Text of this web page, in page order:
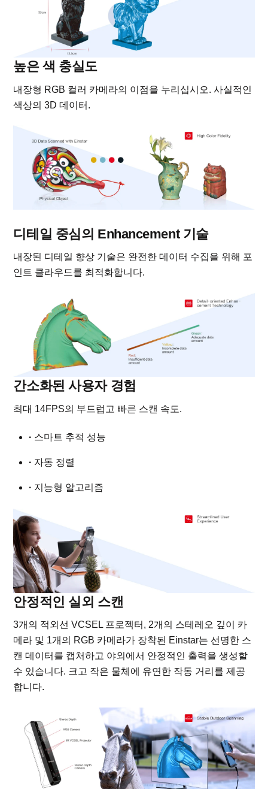
높은 색 충실도
내장형 RGB 컬러 카메라의 이점을 누리십시오. 사실적인
색상의 3D 데이터.
디테일 중심의 Enhancement 기술
내장된 디테일 향상 기술은 완전한 데이터 수집을 위해 포
인트 클라우드를 최적화합니다.
간소화된 사용자 경험
최대 14FPS의 부드럽고 빠른 스캔 속도.
· 스마트 추적 성능
· 자동 정렬
· 지능형 알고리즘
안정적인 실외 스캔
3개의 적외선 VCSEL 프로젝터, 2개의 스테레오 깊이 카
메라 및 1개의 RGB 카메라가 장착된 Einstar는 선명한 스
캔 데이터를 캡처하고 야외에서 안정적인 출력을 생성할
수 있습니다. 크고 작은 물체에 유연한 작동 거리를 제공
합니다.